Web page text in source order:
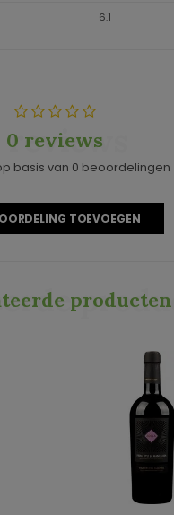
6.1
0 reviews
0 reviews
basis van 0 beoordelingen
TOEVOEGEN
producten